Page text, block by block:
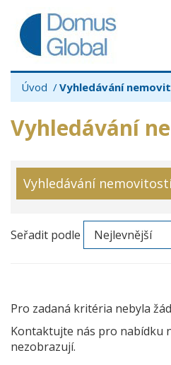
Úvod Vyhledávání
Vyhledávání
Vyhledávání
Seřadit podle
Pro zadaná kritéria nebyla
Kontaktujte nás pro nabídku
nezobrazují.